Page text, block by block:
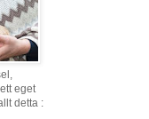
eget
detta :